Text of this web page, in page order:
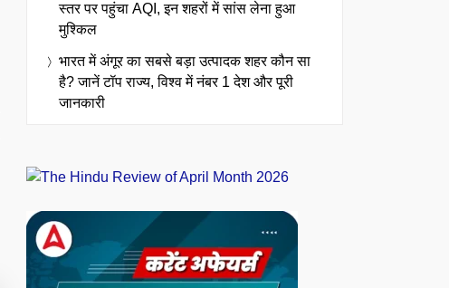
स्तर पर पहुंचा AQI, इन शहरों में सांस लेना हुआ
मुश्किल
भारत में अंगूर का सबसे बड़ा उत्पादक शहर कौन सा
है? जानें टॉप राज्य, विश्व में नंबर 1 देश और पूरी
जानकारी